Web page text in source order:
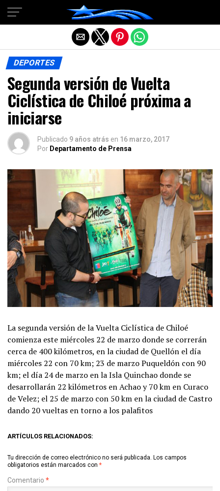
DEPORTES
Segunda versión de Vuelta
Ciclística de Chiloé próxima a
iniciarse
Publicado 9 años atrás en 16 marzo, 2017
Por Departamento de Prensa
La segunda versión de la Vuelta Ciclística de Chiloé
comienza este miércoles 22 de marzo donde se correrán
cerca de 400 kilómetros, en la ciudad de Quellón el día
miércoles 22 con 70 km; 23 de marzo Puqueldón con 90
km; el día 24 de marzo en la Isla Quinchao donde se
desarrollarán 22 kilómetros en Achao y 70 km en Curaco
de Velez; el 25 de marzo con 50 km en la ciudad de Castro
dando 20 vueltas en torno a los palafitos
ARTÍCULOS RELACIONADOS:
Tu dirección de correo electrónico no será publicada. Los campos
obligatorios están marcados con *
Comentario *
Salir de la versión móvil